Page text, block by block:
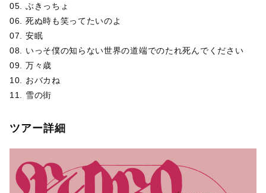
05. ぶきっちょ
06. 死ぬ時も笑ってたいのよ
07. 安眠
08. いっそ僕の知らない世界の道端でのたれ死んでください
09. 万々歳
10. おバカね
11. 雪の街
ツアー詳細